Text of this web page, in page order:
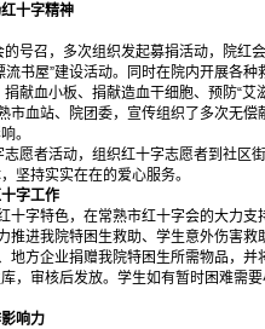
十字精神
召，多次组织发起募捐活动，院红
书屋”建设活动。同时在院内开展各
血小板、捐献造血干细胞、预防“艾
市血站、院团委，宣传组织了多次无
。
愿者活动，组织红十字志愿者到社区
坚持实实在在的爱心服务。
字工作
字特色，在常熟市红十字会的大力支
推进我院特困生救助、学生意外伤害救
方企业捐赠我院特困生所需物品，并
，审核后发放。学生如有暂时困难需
响力